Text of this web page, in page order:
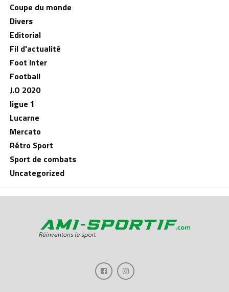
Coupe du monde
Divers
Editorial
Fil d'actualité
Foot Inter
Football
J.O 2020
ligue 1
Lucarne
Mercato
Rétro Sport
Sport de combats
Uncategorized